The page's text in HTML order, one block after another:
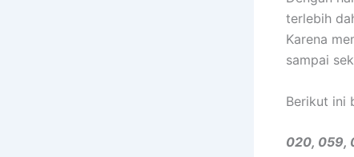
terlebih
Karena
sampai
Berikut ini
020, 059,